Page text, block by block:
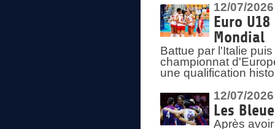
12/07/2026
Euro
Mondial
Battue par l'Italie
championnat
une qualification
12/07/2026
Les
Après